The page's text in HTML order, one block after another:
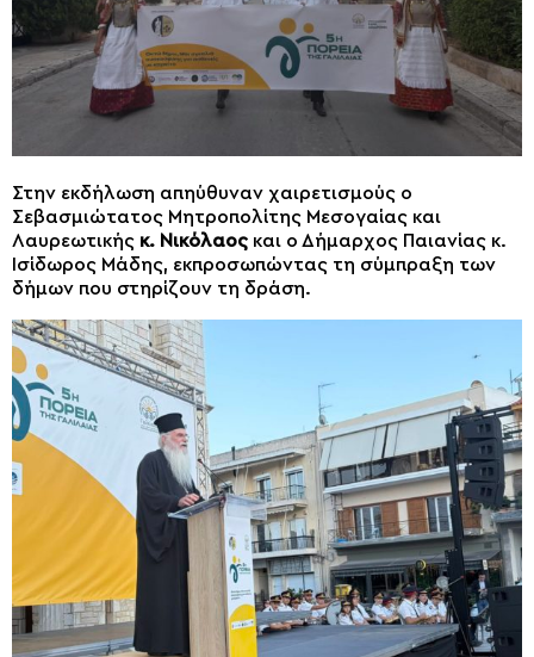
Στην εκδήλωση απηύθυναν χαιρετισμούς ο
Σεβασμιώτατος Μητροπολίτης Μεσογαίας και
Λαυρεωτικής κ. Νικόλαος και ο Δήμαρχος Παιανίας κ.
Ισίδωρος Μάδης, εκπροσωπώντας τη σύμπραξη των
δήμων που στηρίζουν τη δράση.